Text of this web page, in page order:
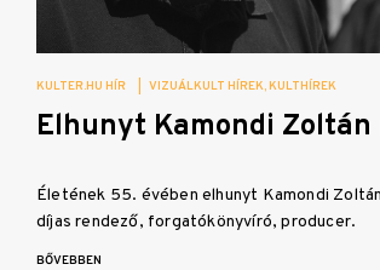
KULTER.HU HÍR VIZUÁLKULT HÍREK KULTHÍREK
Elhunyt Kamondi Zoltán
Életének 55. évében elhunyt Kamondi
díjas rendező, forgatókönyvíró, producer.
BŐVEBBEN